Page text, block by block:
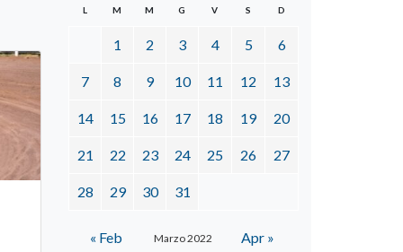
Marzo 2022
L M M G V S D
1 2 3 4 5 6
7 8 9 10 11 12 13
14 15 16 17 18 19 20
21 22 23 24 25 26 27
28 29 30 31
« Feb Apr »